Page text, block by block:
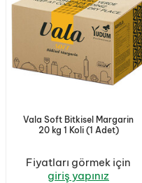
Vala Soft Bitkisel Margarin
20 kg 1 Koli (1 Adet)
Fiyatları görmek için
giriş yapınız